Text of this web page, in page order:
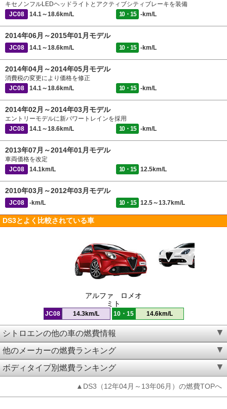
キセノンフルLEDヘッドライトとアクティブシティブレーキを装備
JC08
14.1～18.6km/L 10・15 -km/L
2014年06月～2015年01月モデル
JC08 14.1～18.6km/L 10・15 -km/L
2014年04月～2014年05月モデル
消費税の変更により価格を修正
JC08
14.1～18.6km/L 10・15 -km/L
2014年02月～2014年03月モデル
エントリーモデルに新パワートレインを採用
JC08
14.1～18.6km/L 10・15 -km/L
2013年07月～2014年01月モデル
車両価格を改定
JC08
14.1km/L 10・15 12.5km/L
2010年03月～2012年03月モデル
JC08 -km/L 10・15 12.5～13.7km/L
DS3とよく比較されている車
アルファ ロメオ
ミト
JC08 14.3km/L 10・15 14.6km/L
シトロエンの他の車の燃費情報
他のメーカーの燃費ランキング
ボディタイプ別燃費ランキング
▲DS3（12年04月～13年06月）の燃費TOPへ